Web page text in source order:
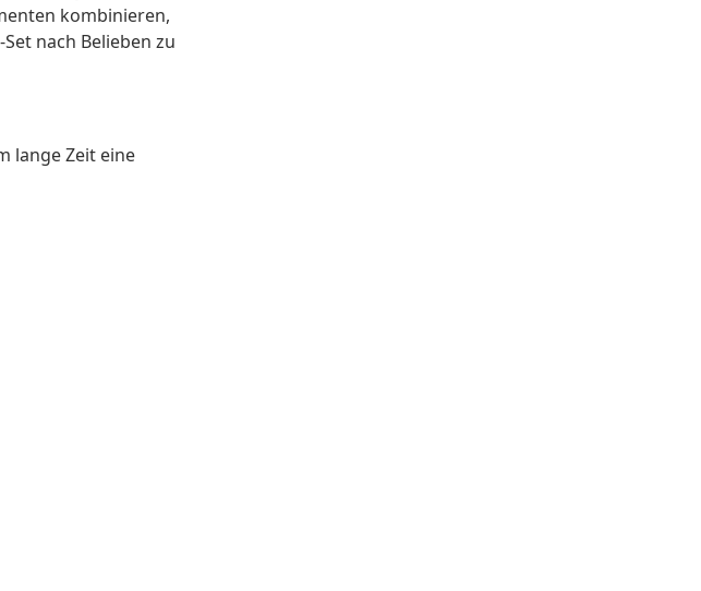
kombinieren,
nach Belieben zu
lange Zeit eine